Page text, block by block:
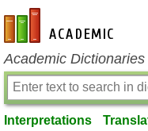
en-academic.com
Academic
Interpretations